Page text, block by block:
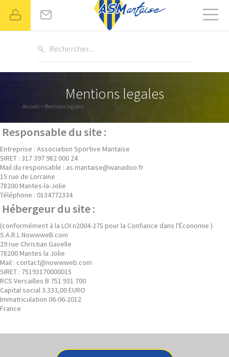
Rechercher...
Mentions legales
Accueil > Mentions legales
Responsable du site :
Entreprise : Association Sportive Mantaise
SIRET : 317 397 982 000 24
Mail du responsable : as.mantaise@wanadoo.fr
15 rue de Lorraine
78200 Mantes-la-Jolie
Téléphone : 0134772334
Hébergeur du site :
(conformément à la LOI n2004-275 pour la Confiance dans l'Économie )
S.A.R.L NowwweB.com
29 rue Christian Gavelle
78200 Mantes la Jolie
Mail : contact@nowwweb.com
SIRET : 75193170000015
RCS Versailles B 751 931 700
Capital social 3.333,00 EURO
Immatriculation 06-06-2012
France